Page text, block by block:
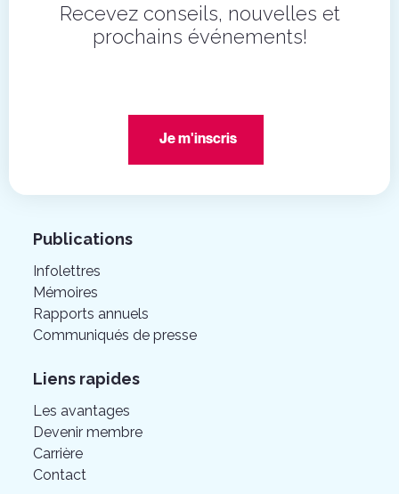
Recevez conseils, nouvelles et
prochains événements!
Je m'inscris
Publications
Infolettres
Mémoires
Rapports annuels
Communiqués de presse
Liens rapides
Les avantages
Devenir membre
Carrière
Contact